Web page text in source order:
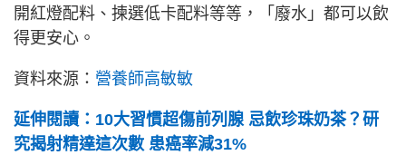
開紅燈配料、揀選低卡配料等等，「廢水」都可以飲
得更安心。
資料來源： 營養師高敏敏
延伸閱讀：10大習慣超傷前列腺 忌飲珍珠奶茶？研
究揭射精達這次數 患癌率減31%